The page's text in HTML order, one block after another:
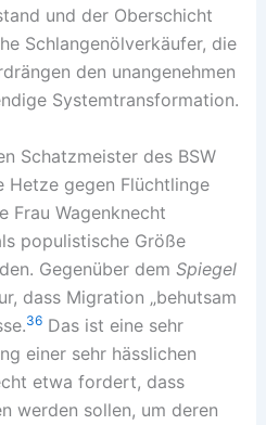
und der Oberschicht
Schlangenölverkäufer, die
den unangenehmen
Systemtransformation.
Schatzmeister des BSW
Hetze gegen Flüchtlinge
Frau Wagenknecht
populistische Größe
Gegenüber dem Spiegel
dass Migration „behutsam
36Das ist eine sehr
einer sehr hässlichen
etwa fordert, dass
werden sollen, um deren